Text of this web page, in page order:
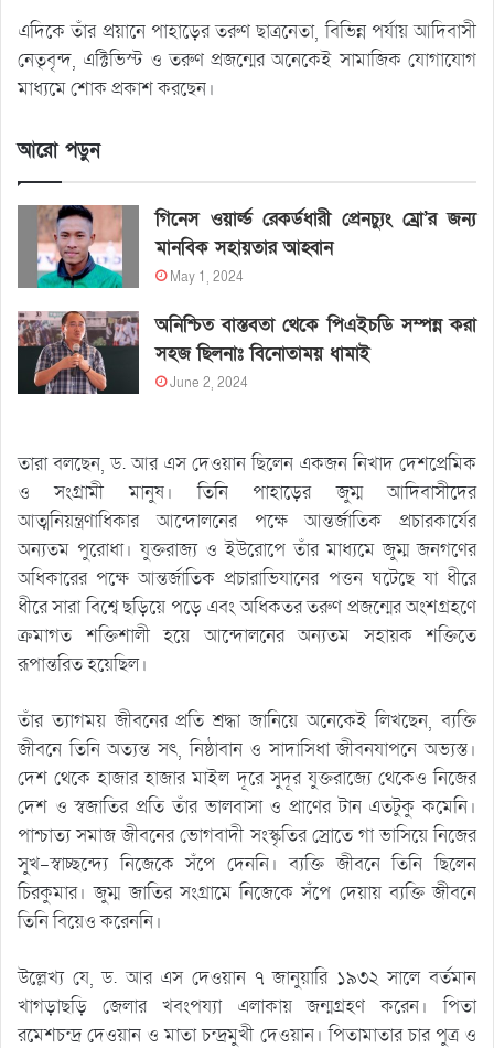
এদিকে তাঁর প্রয়ানে পাহাড়ের তরুণ ছাত্রনেতা, বিভিন্ন পর্যায় আদিবাসী
নেতৃবৃন্দ, এক্টিভিস্ট ও তরুণ প্রজন্মের অনেকেই সামাজিক যোগাযোগ
মাধ্যমে শোক প্রকাশ করছেন।
আরো পড়ুন
গিনেস ওয়ার্ল্ড রেকর্ডধারী প্রেনচ্যুং ম্রো’র জন্য
মানবিক সহায়তার আহ্বান
May 1, 2024
অনিশ্চিত বাস্তবতা থেকে পিএইচডি সম্পন্ন করা
সহজ ছিলনাঃ বিনোতাময় ধামাই
June 2, 2024
তারা বলছেন, ড. আর এস দেওয়ান ছিলেন একজন নিখাদ দেশপ্রেমিক
ও সংগ্রামী মানুষ। তিনি পাহাড়ের জুম্ম আদিবাসীদের
আত্মনিয়ন্ত্রণাধিকার আন্দোলনের পক্ষে আন্তর্জাতিক প্রচারকার্যের
অন্যতম পুরোধা। যুক্তরাজ্য ও ইউরোপে তাঁর মাধ্যমে জুম্ম জনগণের
অধিকারের পক্ষে আন্তর্জাতিক প্রচারাভিযানের পত্তন ঘটেছে যা ধীরে
ধীরে সারা বিশ্বে ছড়িয়ে পড়ে এবং অধিকতর তরুণ প্রজন্মের অংশগ্রহণে
ক্রমাগত শক্তিশালী হয়ে আন্দোলনের অন্যতম সহায়ক শক্তিতে
রূপান্তরিত হয়েছিল।
তাঁর ত্যাগময় জীবনের প্রতি শ্রদ্ধা জানিয়ে অনেকেই লিখছেন, ব্যক্তি
জীবনে তিনি অত্যন্ত সৎ, নিষ্ঠাবান ও সাদাসিধা জীবনযাপনে অভ্যস্ত।
দেশ থেকে হাজার হাজার মাইল দূরে সুদূর যুক্তরাজ্যে থেকেও নিজের
দেশ ও স্বজাতির প্রতি তাঁর ভালবাসা ও প্রাণের টান এতটুকু কমেনি।
পাশ্চাত্য সমাজ জীবনের ভোগবাদী সংস্কৃতির স্রোতে গা ভাসিয়ে নিজের
সুখ-স্বাচ্ছন্দ্যে নিজেকে সঁপে দেননি। ব্যক্তি জীবনে তিনি ছিলেন
চিরকুমার। জুম্ম জাতির সংগ্রামে নিজেকে সঁপে দেয়ায় ব্যক্তি জীবনে
তিনি বিয়েও করেননি।
উল্লেখ্য যে, ড. আর এস দেওয়ান ৭ জানুয়ারি ১৯৩২ সালে বর্তমান
খাগড়াছড়ি জেলার খবংপয্যা এলাকায় জন্মগ্রহণ করেন। পিতা
রমেশচন্দ্র দেওয়ান ও মাতা চন্দ্রমুখী দেওয়ান। পিতামাতার চার পুত্র ও